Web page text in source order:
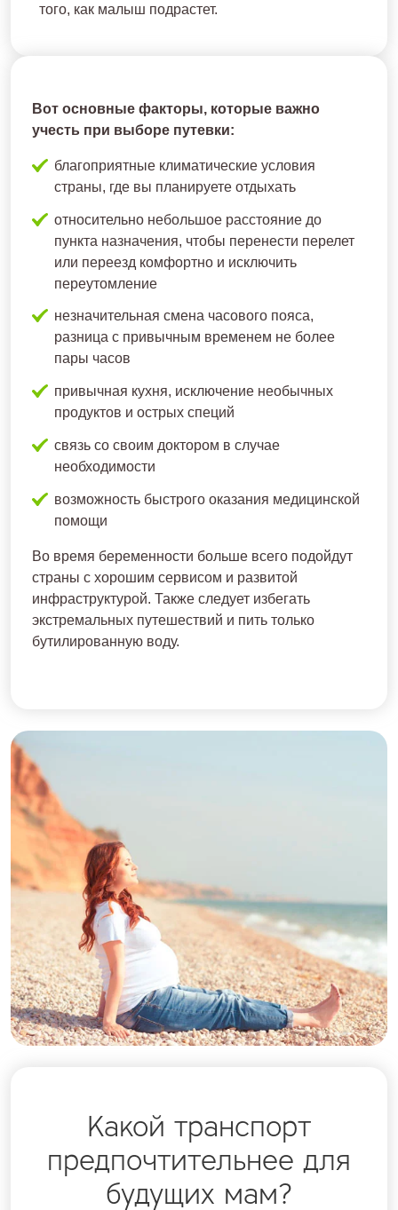
того, как малыш подрастет.
Вот основные факторы, которые важно
учесть при выборе путевки:
благоприятные климатические условия
страны, где вы планируете отдыхать
относительно небольшое расстояние до
пункта назначения, чтобы перенести перелет
или переезд комфортно и исключить
переутомление
незначительная смена часового пояса,
разница с привычным временем не более
пары часов
привычная кухня, исключение необычных
продуктов и острых специй
связь со своим доктором в случае
необходимости
возможность быстрого оказания медицинской
помощи
Во время беременности больше всего подойдут
страны с хорошим сервисом и развитой
инфраструктурой. Также следует избегать
экстремальных путешествий и пить только
бутилированную воду.
Какой транспорт
предпочтительнее для
будущих мам?